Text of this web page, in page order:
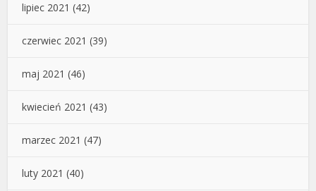
lipiec 2021 (42)
czerwiec 2021 (39)
maj 2021 (46)
kwiecień 2021 (43)
marzec 2021 (47)
luty 2021 (40)